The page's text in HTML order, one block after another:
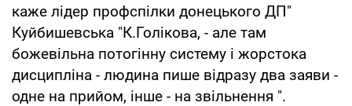
каже лідер профспілки донецького ДП"
Куйбишевська "К.Голікова, - але там
божевільна потогінну систему і жорстока
дисципліна - людина пише відразу два заяви -
одне на прийом, інше - на звільнення ".